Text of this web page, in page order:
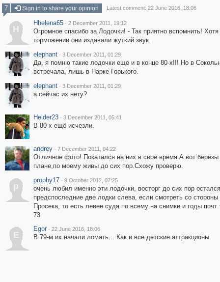
7
Sign in to share your opinion Latest comment: 22 June 2016, 18:06
H
Hhelena65 · 2 December 2011, 19:12
Огромное спасибо за Лодочки! - Так приятно вспомнить! Хотя
торможении они издавали жуткий звук.
elephant · 3 December 2011, 01:29
Да, я помню такие лодочки еще и в конце 80-х!!! Но в
встречала, лишь в Парке Горького.
elephant · 3 December 2011, 01:29
а сейчас их нету?
Helder23 · 3 December 2011, 05:41
В 80-х ещё исчезли.
andrey · 7 December 2011, 04:22
Отличное фото! Покатался на них в свое время.А вот березы
плане,по моему живы до сих пор.Схожу проверю.
p
prophy17 · 9 October 2012, 07:25
очень любил именно эти лодочки, восторг до сих пор
предспоследние две лодки слева, если смотреть со стороны
Просека, то есть левее судя по всему на снимке и годы почт
73
E
Egor · 22 June 2016, 18:06
В 79-м их начали ломать....Как и все детские аттракционы.